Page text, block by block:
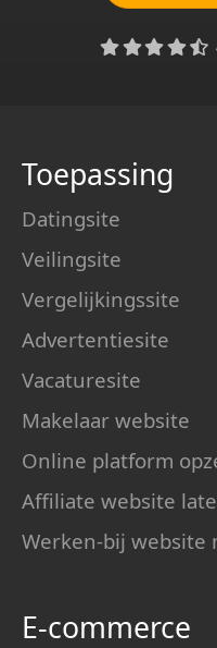
Toepassing
Datingsite
Veilingsite
Vergelijkingssite
Advertentiesite
Vacaturesite
Makelaar website
Online platform
Affiliate website
Werken-bij website
E-commerce